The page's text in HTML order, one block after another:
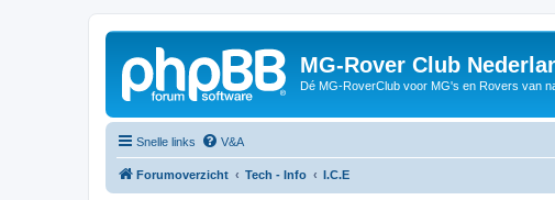
MG-Rover Club
Dé MG-RoverClub voor MG's en Rovers van
Snelle links V&A
Forumoverzicht Tech - Info I.C.E